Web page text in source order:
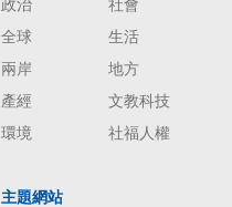
全球
生活
兩岸
地方
產經
文教科技
環境
社福人權
主題網站